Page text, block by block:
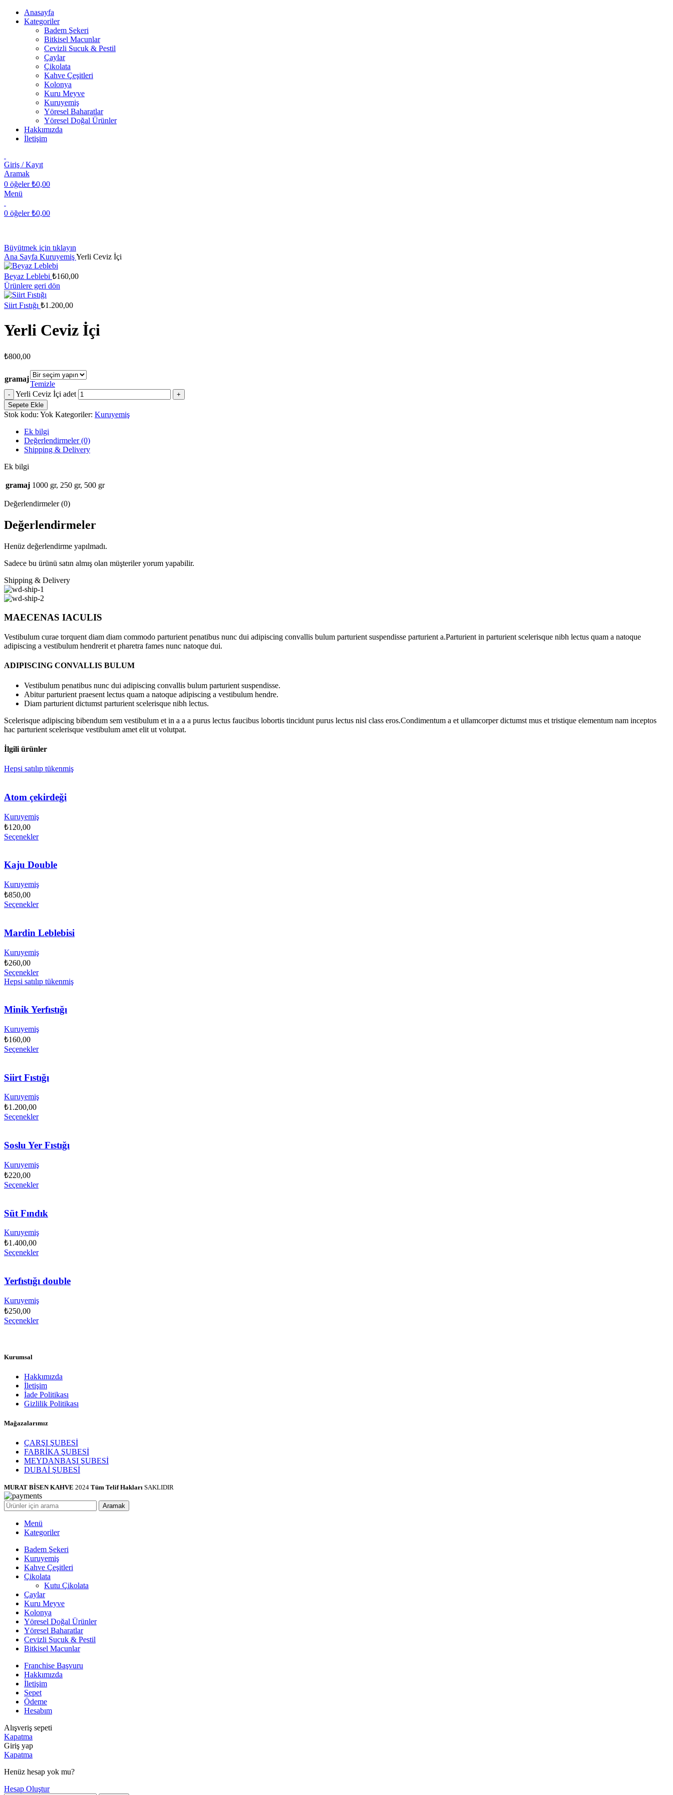
Anasayfa
Kategoriler
Badem Şekeri
Bitkisel Macunlar
Cevizli Sucuk & Pestil
Çaylar
Çikolata
Kahve Çeşitleri
Kolonya
Kuru Meyve
Kuruyemiş
Yöresel Baharatlar
Yöresel Doğal Ürünler
Hakkımızda
İletişim
Giriş / Kayıt
Aramak
0 öğeler ₺0,00
Menü
0 öğeler ₺0,00
Büyütmek için tıklayın
Ana Sayfa KuruyemişYerli Ceviz İçi
Beyaz Leblebi ₺160,00
Ürünlere geri dön
Siirt Fıstığı ₺1.200,00
Yerli Ceviz İçi
₺800,00
gramaj
Temizle
Yerli Ceviz İçi adet
Sepete Ekle
Stok kodu: Yok Kategoriler: Kuruyemiş
Ek bilgi
Değerlendirmeler (0)
Shipping & Delivery
Ek bilgi
gramaj 1000 gr, 250 gr, 500 gr
Değerlendirmeler (0)
Değerlendirmeler
Henüz değerlendirme yapılmadı.
Sadece bu ürünü satın almış olan müşteriler yorum yapabilir.
Shipping & Delivery
MAECENAS IACULIS
Vestibulum curae torquent diam diam commodo parturient penatibus nunc dui adipiscing convallis bulum parturient suspendisse parturient a.Parturient in parturient scelerisque nibh lectus quam a natoque
adipiscing a vestibulum hendrerit et pharetra fames nunc natoque dui.
ADIPISCING CONVALLIS BULUM
Vestibulum penatibus nunc dui adipiscing convallis bulum parturient suspendisse.
Abitur parturient praesent lectus quam a natoque adipiscing a vestibulum hendre.
Diam parturient dictumst parturient scelerisque nibh lectus.
Scelerisque adipiscing bibendum sem vestibulum et in a a a purus lectus faucibus lobortis tincidunt purus lectus nisl class eros.Condimentum a et ullamcorper dictumst mus et tristique elementum nam inceptos
hac parturient scelerisque vestibulum amet elit ut volutpat.
İlgili ürünler
Hepsi satılıp tükenmiş
Atom çekirdeği
Kuruyemiş
₺120,00
Seçenekler
Kaju Double
Kuruyemiş
₺850,00
Seçenekler
Mardin Leblebisi
Kuruyemiş
₺260,00
Seçenekler
Hepsi satılıp tükenmiş
Minik Yerfıstığı
Kuruyemiş
₺160,00
Seçenekler
Siirt Fıstığı
Kuruyemiş
₺1.200,00
Seçenekler
Soslu Yer Fıstığı
Kuruyemiş
₺220,00
Seçenekler
Süt Fındık
Kuruyemiş
₺1.400,00
Seçenekler
Yerfıstığı double
Kuruyemiş
₺250,00
Seçenekler
Kurumsal
Hakkımızda
İletişim
İade Politikası
Gizlilik Politikası
Mağazalarımız
ÇARŞI ŞUBESİ
FABRİKA ŞUBESİ
MEYDANBAŞI ŞUBESİ
DUBAİ ŞUBESİ
MURAT BİSEN KAHVE 2024 Tüm Telif Hakları SAKLIDIR
Aramak
Menü
Kategoriler
Badem Şekeri
Kuruyemiş
Kahve Çeşitleri
Çikolata
Kutu Çikolata
Çaylar
Kuru Meyve
Kolonya
Yöresel Doğal Ürünler
Yöresel Baharatlar
Cevizli Sucuk & Pestil
Bitkisel Macunlar
Franchise Başvuru
Hakkımızda
İletişim
Sepet
Ödeme
Hesabım
Alışveriş sepeti
Kapatma
Giriş yap
Kapatma
Henüz hesap yok mu?
Hesap Oluştur